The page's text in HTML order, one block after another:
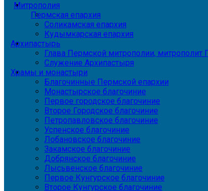
Митрополия
Пермская епархия
Соликамская епархия
Кудымкарская епархия
Архипастырь
Глава Пермской митрополии, митрополит
Служение Архипастыря
Храмы и монастыри
Благочинные Пермской епархии
Монастырское благочиние
Первое городское благочиние
Второе Городское благочиние
Петропавловское благочиние
Успенское благочиние
Лобановское благочиние
Закамское благочиние
Добрянское благочиние
Лысьвенское благочиние
Первое Кунгурское благочиние
Второе Кунгурское благочиние